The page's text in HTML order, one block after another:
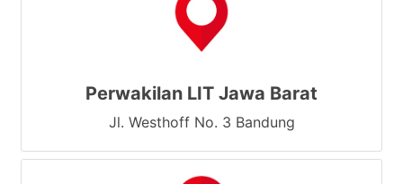
Perwakilan LIT Jawa Barat
Jl. Westhoff No. 3 Bandung